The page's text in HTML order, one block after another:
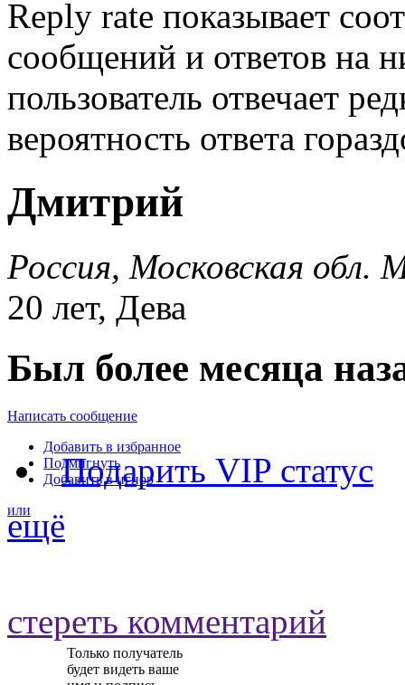
Reply rate показывает
сообщений и ответов на
пользователь отвечает
вероятность ответа
Дмитрий
Россия, Московская обл.
20 лет, Дева
Был более месяца
Написать сообщение
Добавить в избранное
Подмигнуть
Добавить в игнор
или
Подарить VIP статус
ещё
стереть комментарий
Только получатель
будет видеть ваше